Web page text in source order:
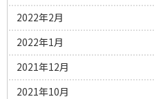
2022年2月
2022年1月
2021年12月
2021年10月